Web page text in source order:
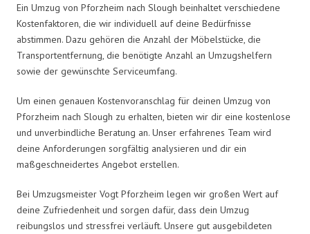
Ein Umzug von Pforzheim nach Slough beinhaltet verschiedene
Kostenfaktoren, die wir individuell auf deine Bedürfnisse
abstimmen. Dazu gehören die Anzahl der Möbelstücke, die
Transportentfernung, die benötigte Anzahl an Umzugshelfern
sowie der gewünschte Serviceumfang.
Um einen genauen Kostenvoranschlag für deinen Umzug von
Pforzheim nach Slough zu erhalten, bieten wir dir eine kostenlose
und unverbindliche Beratung an. Unser erfahrenes Team wird
deine Anforderungen sorgfältig analysieren und dir ein
maßgeschneidertes Angebot erstellen.
Bei Umzugsmeister Vogt Pforzheim legen wir großen Wert auf
deine Zufriedenheit und sorgen dafür, dass dein Umzug
reibungslos und stressfrei verläuft. Unsere gut ausgebildeten